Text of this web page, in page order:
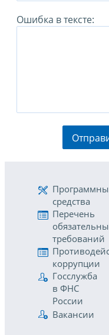
Ошибка в тексте:
средства
Перечень
требований
коррупции
Госслужба
в ФНС
России
Вакансии